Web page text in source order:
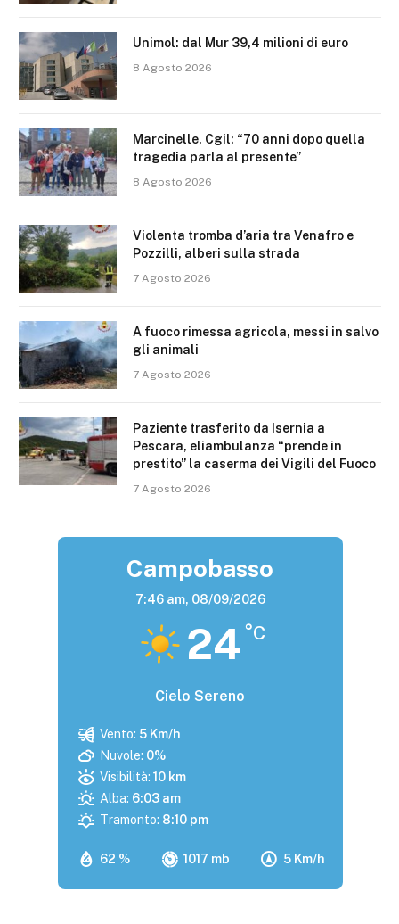
Unimol: dal Mur 39,4 milioni di euro
8 Agosto 2026
Marcinelle, Cgil: “70 anni dopo quella
tragedia parla al presente”
8 Agosto 2026
Violenta tromba d’aria tra Venafro e
Pozzilli, alberi sulla strada
7 Agosto 2026
A fuoco rimessa agricola, messi in salvo
gli animali
7 Agosto 2026
Paziente trasferito da Isernia a
Pescara, eliambulanza “prende in
prestito” la caserma dei Vigili del Fuoco
7 Agosto 2026
Campobasso
7:46 am, 08/09/2026
24 °C
Cielo Sereno
62 % 1017 mb 5 Km/h
Vento: 5 Km/h
Nuvole: 0%
Visibilità: 10 km
Alba: 6:03 am
Tramonto: 8:10 pm